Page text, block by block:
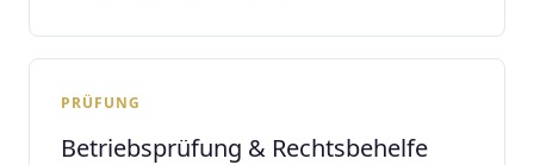
PRÜFUNG
Betriebsprüfung & Rechtsbehelfe